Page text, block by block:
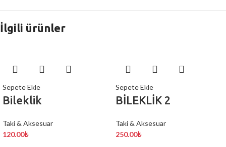
İlgili ürünler
Sepete Ekle
Bileklik
Taki & Aksesuar
120.00₺
Sepete Ekle
BİLEKLİK 2
Taki & Aksesuar
250.00₺